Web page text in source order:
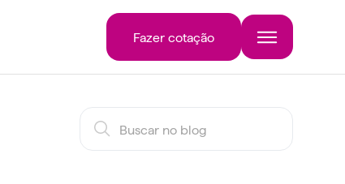
Fazer cotação